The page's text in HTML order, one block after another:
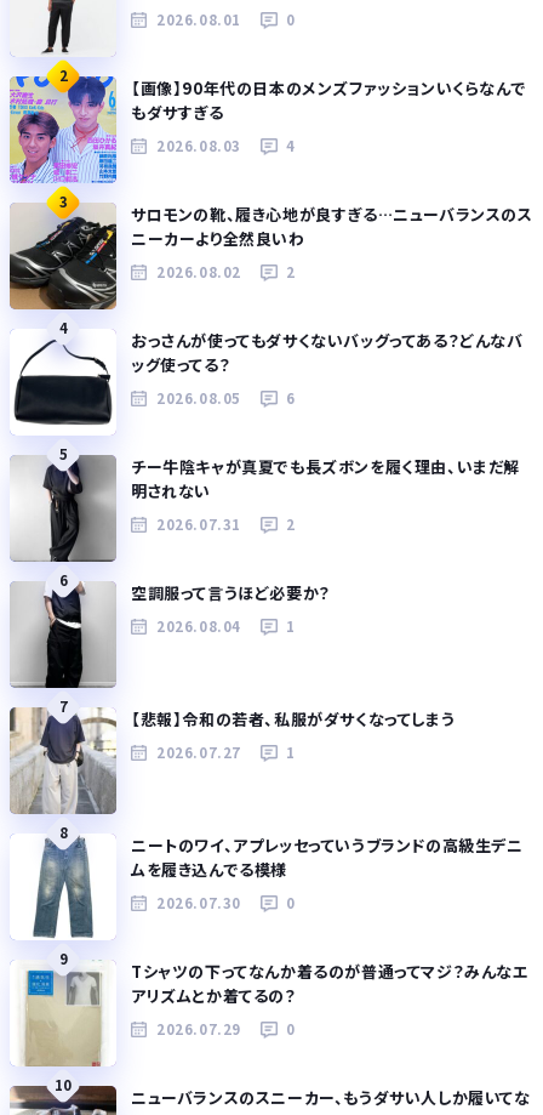
2026.08.01 0
2
【画像】90年代の日本のメンズファッションいくらなんで
もダサすぎる
2026.08.03 4
3
サロモンの靴、履き心地が良すぎる…ニューバランスのス
ニーカーより全然良いわ
2026.08.02 2
4
おっさんが使ってもダサくないバッグってある？どんなバ
ッグ使ってる？
2026.08.05 6
5
チー牛陰キャが真夏でも長ズボンを履く理由、いまだ解
明されない
2026.07.31 2
6
空調服って言うほど必要か？
2026.08.04 1
7
【悲報】令和の若者、私服がダサくなってしまう
2026.07.27 1
8
ニートのワイ、アプレッセっていうブランドの高級生デニ
ムを履き込んでる模様
2026.07.30 0
9
Tシャツの下ってなんか着るのが普通ってマジ？みんなエ
アリズムとか着てるの？
2026.07.29 0
10
ニューバランスのスニーカー、もうダサい人しか履いてな